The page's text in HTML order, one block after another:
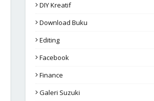
DIY Kreatif
Download Buku
Editing
Facebook
Finance
Galeri Suzuki